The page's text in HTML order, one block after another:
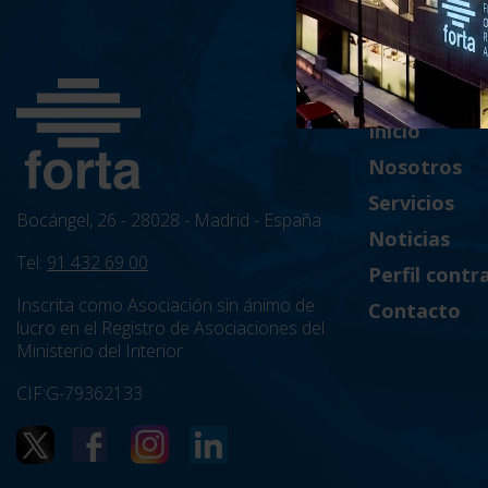
Bocángel, 26 - 28028 - Madrid - España
Tel: 91 432 69 00
Inscrita como Asociación sin ánimo de
lucro en el Registro de Asociaciones del
Ministerio del Interior
CIF:G-79362133
Inicio
Nosotros
Servicios
Noticias
Perfil
Contacto